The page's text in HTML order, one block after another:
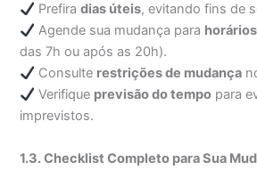
Prefiradias úteis, evitando fins de
Agende sua mudança para
das 7h ou após as 20h).
Consulte restrições de mudança
Verifique previsão do tempo para
imprevistos.
1.3. Checklist Completo para Sua